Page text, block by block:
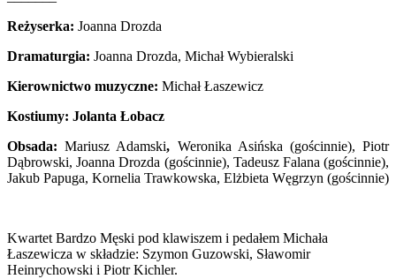
Reżyserka: Joanna Drozda
Dramaturgia: Joanna Drozda, Michał Wybieralski
Kierownictwo muzyczne: Michał Łaszewicz
Kostiumy: Jolanta Łobacz
Obsada:Mariusz Adamski, Weronika Asińska (gościnnie), Piotr
Dąbrowski, Joanna Drozda (gościnnie), Tadeusz Falana (gościnnie),
Jakub Papuga, Kornelia Trawkowska, Elżbieta Węgrzyn (gościnnie)
Kwartet Bardzo Męski pod klawiszem i pedałem Michała
Łaszewicza w składzie: Szymon Guzowski, Sławomir
Heinrychowski i Piotr Kichler.